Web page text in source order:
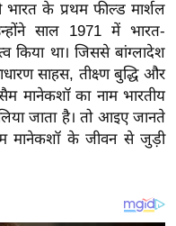
के प्रथम फील्ड मार्शल
साल 1971 में भारत-
किया था। जिससे बांग्लादेश
साहस, तीक्ष्ण बुद्धि और
मानेकशॉ का नाम भारतीय
जाता है। तो आइए जानते
मानेकशॉ के जीवन से जुड़ी